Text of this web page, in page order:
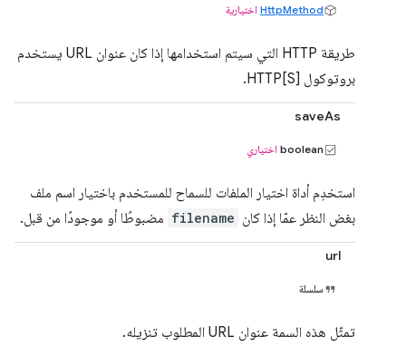
HttpMethod اختيارية
طريقة HTTP التي سيتم استخدامها إذا كان عنوان URL يستخدم
بروتوكول HTTP[S].
saveAs
boolean اختياري
استخدِم أداة اختيار الملفات للسماح للمستخدم باختيار اسم ملف
بغض النظر عمّا إذا كان filename مضبوطًا أو موجودًا من قبل.
url
سلسلة
تمثّل هذه السمة عنوان URL المطلوب تنزيله.